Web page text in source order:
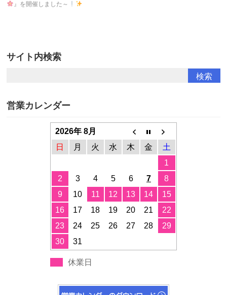
』を開催しました～
サイト内検索
営業カレンダー
2026年 8月
日
月 火 水 木 金
土
1
2
3 4 5 6 7
8
9
10 11 12 13 14
15
16
17 18 19 20 21
22
23
24 25 26 27 28
29
30
31
休業日